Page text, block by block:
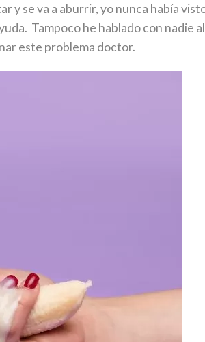
y se va a aburrir, yo nunca había
Tampoco he hablado con nadie
este problema doctor.